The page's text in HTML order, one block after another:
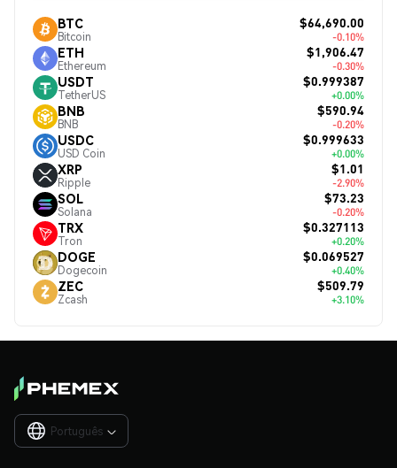
BTC
Bitcoin
$64,690.00
-0.10%
ETH
Ethereum
$1,906.47
-0.30%
USDT
TetherUS
$0.999387
+0.00%
BNB
BNB
$590.94
-0.20%
USDC
USD Coin
$0.999633
+0.00%
XRP
Ripple
$1.01
-2.90%
SOL
Solana
$73.23
-0.20%
TRX
Tron
$0.327113
+0.20%
DOGE
Dogecoin
$0.069527
+0.40%
ZEC
Zcash
$509.79
+3.10%
Português 